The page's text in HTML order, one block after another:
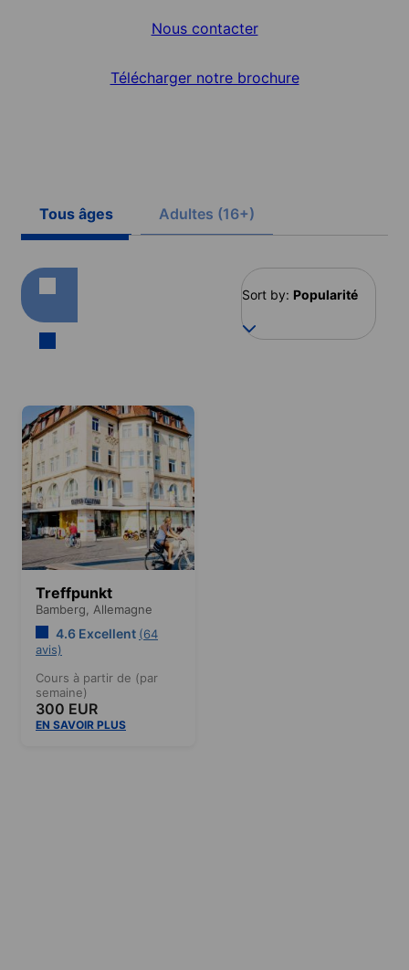
Nous contacter
Télécharger notre brochure
Tous âges Adultes (16+)
Sort by: Popularité
Treffpunkt
Bamberg, Allemagne
4.6 Excellent (64
avis)
Cours à partir de (par
semaine)
300 EUR
EN SAVOIR PLUS